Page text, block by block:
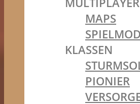
MAPS
KLASSEN
PIONIER